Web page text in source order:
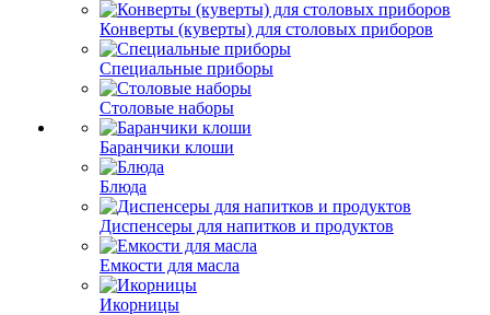
Конверты (куверты) для столовых приборов
Специальные приборы
Столовые наборы
Баранчики клоши
Блюда
Диспенсеры для напитков и продуктов
Емкости для масла
Икорницы